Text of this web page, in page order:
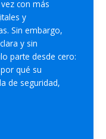
con más
y
Sin embargo,
y sin
parte desde cero:
qué su
de seguridad,